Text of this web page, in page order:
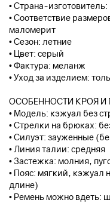
• Страна-изготовитель:
• Соответствие
маломерит
• Сезон: летние
• Цвет: серый
• Фактура: меланж
• Уход за изделием:
ОСОБЕННОСТИ КРОЯ И
• Модель: кэжуал без
• Стрелки на брюках:
• Силуэт: зауженные
• Линия талии: средняя
• Застежка: молния,
• Пояс: мягкий, кэжуал
длине)
• Ремень можно вдеть: